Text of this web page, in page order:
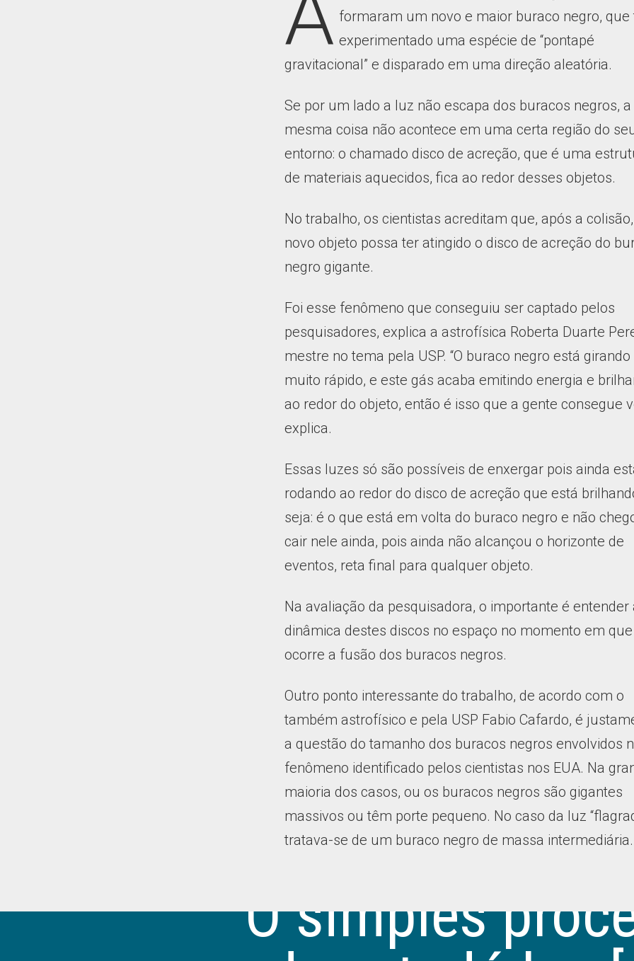
formaram um novo e maior buraco negro, que
experimentado uma espécie de “pontapé
gravitacional” e disparado em uma direção aleatória.
Se por um lado a luz não escapa dos buracos negros, a
mesma coisa não acontece em uma certa região do
entorno: o chamado disco de acreção, que é uma
de materiais aquecidos, fica ao redor desses objetos.
No trabalho, os cientistas acreditam que, após a
novo objeto possa ter atingido o disco de acreção do
negro gigante.
Foi esse fenômeno que conseguiu ser captado pelos
pesquisadores, explica a astrofísica Roberta Duarte
mestre no tema pela USP. “O buraco negro está girando
muito rápido, e este gás acaba emitindo energia e
ao redor do objeto, então é isso que a gente consegue
explica.
Essas luzes só são possíveis de enxergar pois ainda
rodando ao redor do disco de acreção que está
seja: é o que está em volta do buraco negro e não
cair nele ainda, pois ainda não alcançou o horizonte de
eventos, reta final para qualquer objeto.
Na avaliação da pesquisadora, o importante é entender
dinâmica destes discos no espaço no momento em que
ocorre a fusão dos buracos negros.
Outro ponto interessante do trabalho, de acordo com o
também astrofísico e pela USP Fabio Cafardo, é
a questão do tamanho dos buracos negros envolvidos
fenômeno identificado pelos cientistas nos EUA. Na
maioria dos casos, ou os buracos negros são gigantes
massivos ou têm porte pequeno. No caso da luz
tratava-se de um buraco negro de massa
"O simples